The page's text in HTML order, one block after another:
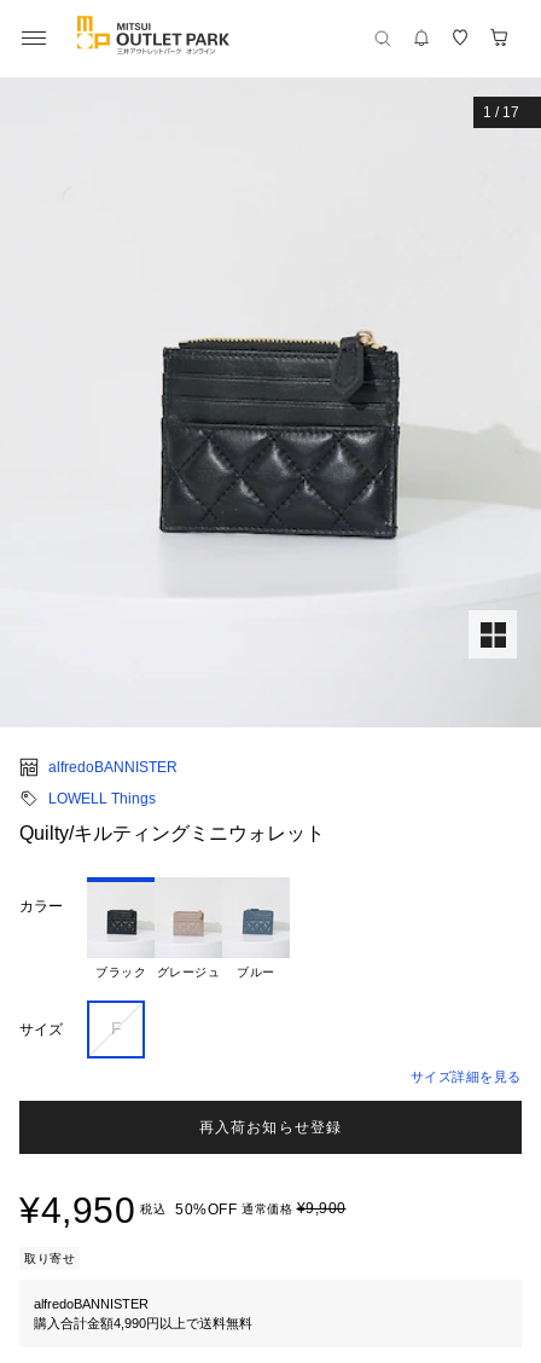
1 / 17
alfredoBANNISTER
LOWELL Things
Quilty/キルティングミニウォレット
カラー
ブラック グレージュ ブルー
サイズ F
サイズ詳細を見る
再入荷お知らせ登録
¥4,950 税込 50%OFF 通常価格¥9,900
取り寄せ
alfredoBANNISTER
購入合計金額4,990円以上で送料無料